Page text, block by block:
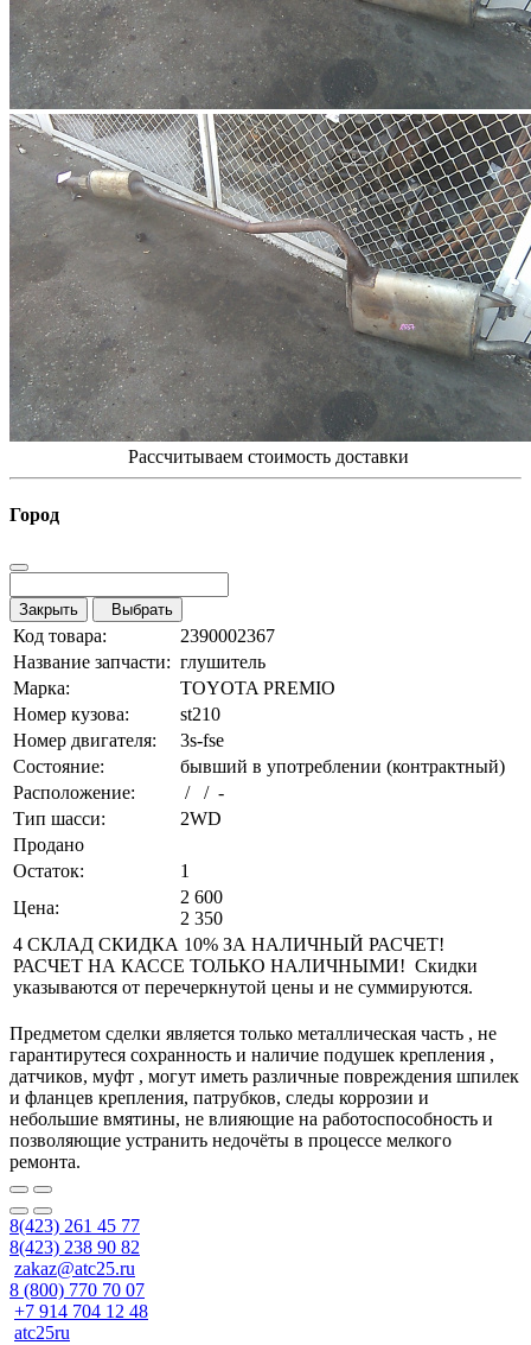
Рассчитываем стоимость доставки
Город
Закрыть Выбрать
Код товара:
2390002367
Название запчасти: глушитель
Марка:
TOYOTA PREMIO
Номер кузова:
st210
Номер двигателя:
3s-fse
Состояние:
бывший в употреблении (контрактный)
Расположение:
/ / -
Тип шасси:
2WD
Продано
Остаток:
1
Цена:
2 600
2 350
4 СКЛАД СКИДКА 10% ЗА НАЛИЧНЫЙ РАСЧЕТ!
РАСЧЕТ НА КАССЕ ТОЛЬКО НАЛИЧНЫМИ! Скидки
указываются от перечеркнутой цены и не суммируются.
Предметом сделки является только металлическая часть , не
гарантирутеся сохранность и наличие подушек крепления ,
датчиков, муфт , могут иметь различные повреждения шпилек
и фланцев крепления, патрубков, следы коррозии и
небольшие вмятины, не влияющие на работоспособность и
позволяющие устранить недочёты в процессе мелкого
ремонта.
8(423) 261 45 77
8(423) 238 90 82
zakaz@atc25.ru
8 (800) 770 70 07
+7 914 704 12 48
atc25ru